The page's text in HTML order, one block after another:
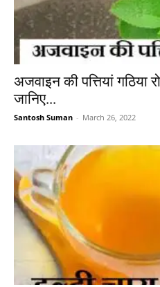
अजवाइन की पत्तियां गठिया
जानिए...
Santosh Suman - March 26, 2022